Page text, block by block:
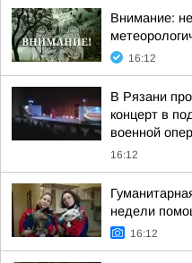
Внимание:
16:12
В Рязани
концерт в
военной
16:12
недели
16:12